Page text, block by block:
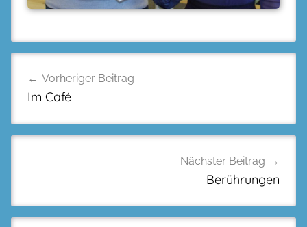
Vorheriger Beitrag
Im Café
Nächster Beitrag
Berührungen